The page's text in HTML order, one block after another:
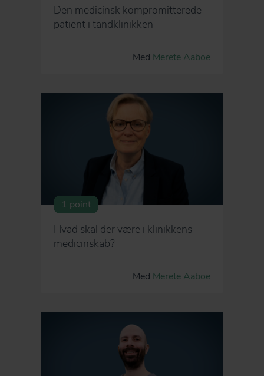
Den medicinsk kompromitterede
patient i tandklinikken
Med Merete Aaboe
1 point
Hvad skal der være i klinikkens
medicinskab?
Med Merete Aaboe